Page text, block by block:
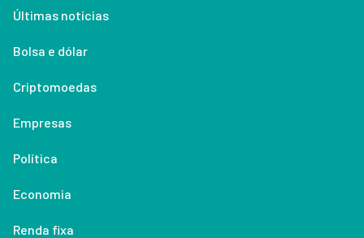
Últimas notícias
Bolsa e dólar
Criptomoedas
Empresas
Política
Economia
Renda fixa